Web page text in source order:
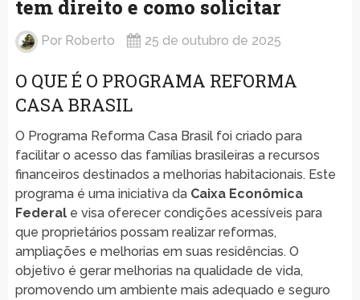
tem direito e como solicitar
Por Roberto 25 de outubro de 2025
O QUE É O PROGRAMA REFORMA
CASA BRASIL
O Programa Reforma Casa Brasil foi criado para
facilitar o acesso das famílias brasileiras a recursos
financeiros destinados a melhorias habitacionais. Este
programa é uma iniciativa da Caixa Econômica
Federale visa oferecer condições acessíveis para
que proprietários possam realizar reformas,
ampliações e melhorias em suas residências. O
objetivo é gerar melhorias na qualidade de vida,
promovendo um ambiente mais adequado e seguro